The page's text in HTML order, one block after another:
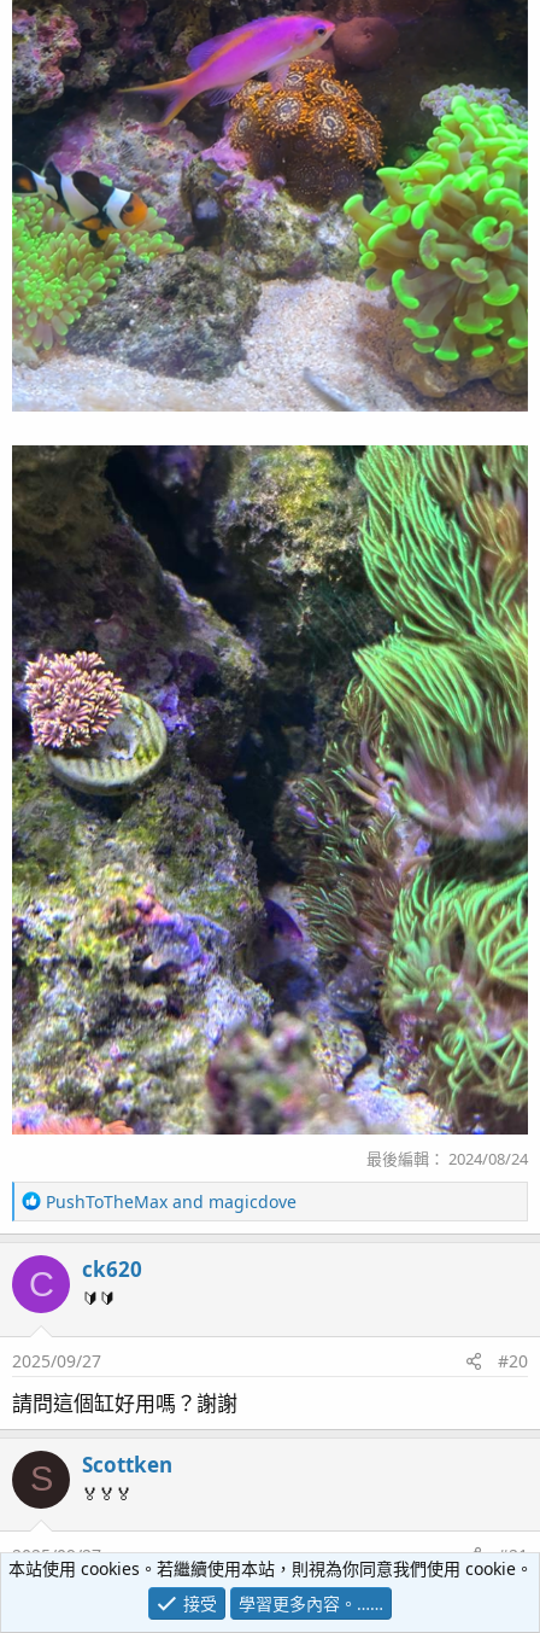
最後編輯： 2024/08/24
R
e
c
t
i
o
n
：
PushToTheMax and magicdove
C ck620
🔰🔰
2025/09/27 #20
請問這個缸好用嗎？謝謝
S Scottken
🏅🏅🏅
2025/09/27 #21
本站使用 cookies。若繼續使用本站，則視為你同意我們使用 cookie。
接受
學習更多內容。……